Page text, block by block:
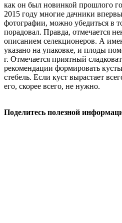
как он был новинкой прошлого
2015 году многие дачники
фотографии, можно убедиться в
порадовал. Правда, отмечается
описанием селекционеров. А
указано на упаковке, и плоды
г. Отмечается приятный
рекомендации формировать
стебель. Если куст вырастает
его, скорее всего, не нужно.
Поделитесь полезной